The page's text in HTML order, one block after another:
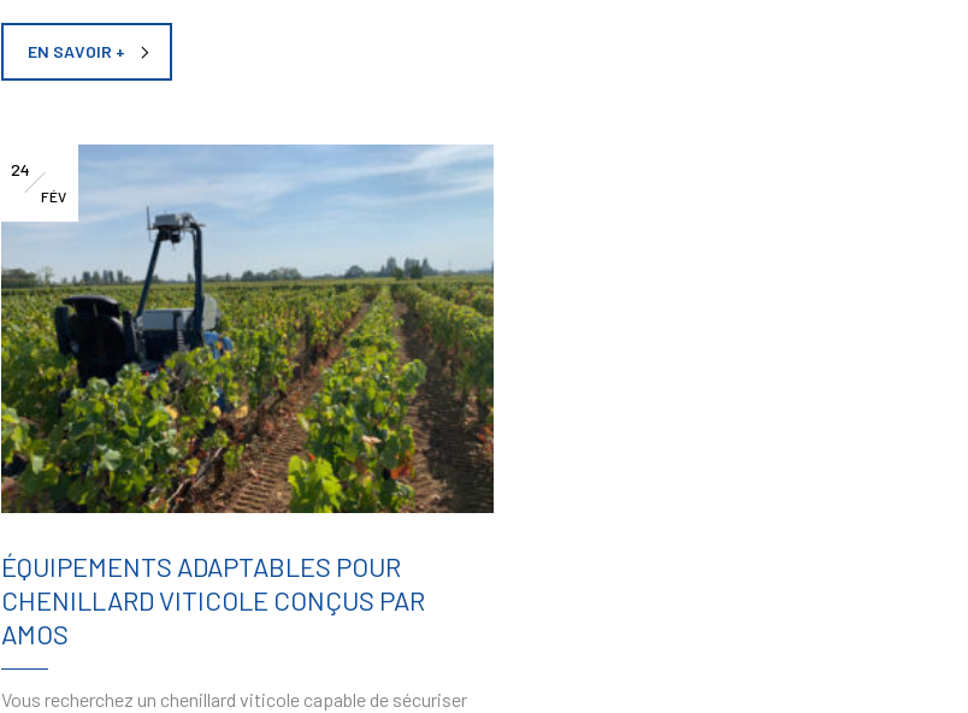
EN SAVOIR +
24
FÉV
ÉQUIPEMENTS ADAPTABLES POUR
CHENILLARD VITICOLE CONÇUS PAR
AMOS
Vous recherchez un chenillard viticole capable de sécuriser